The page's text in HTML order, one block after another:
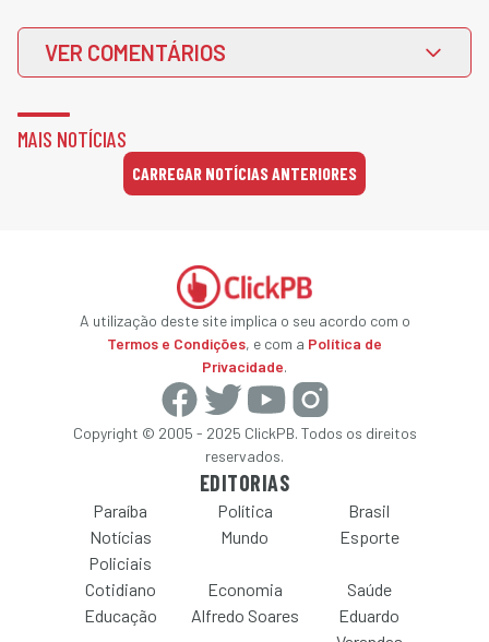
VER COMENTÁRIOS
MAIS NOTÍCIAS
CARREGAR NOTÍCIAS ANTERIORES
A utilização deste site implica o seu acordo com o
Termos e Condições, e com a Política de
Privacidade.
Copyright © 2005 - 2025 ClickPB. Todos os direitos
reservados.
EDITORIAS
Paraíba Política
Brasil
Notícias
Policiais
Mundo Esporte
Cotidiano Economia
Saúde
Educação
Alfredo Soares
Eduardo